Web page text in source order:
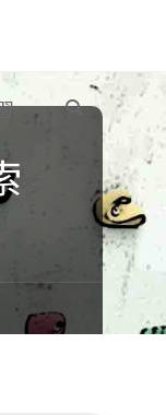
Search